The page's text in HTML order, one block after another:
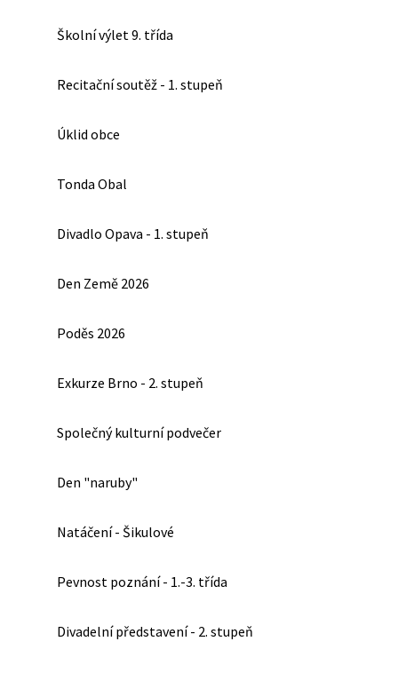
Školní výlet 9. třída
Recitační soutěž - 1. stupeň
Úklid obce
Tonda Obal
Divadlo Opava - 1. stupeň
Den Země 2026
Poděs 2026
Exkurze Brno - 2. stupeň
Společný kulturní podvečer
Den "naruby"
Natáčení - Šikulové
Pevnost poznání - 1.-3. třída
Divadelní představení - 2. stupeň